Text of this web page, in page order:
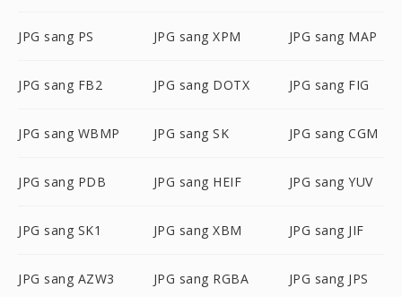
JPG sang PS JPG sang XPM JPG sang MAP
JPG sang FB2 JPG sang DOTX JPG sang FIG
JPG sang WBMP JPG sang SK JPG sang CGM
JPG sang PDB JPG sang HEIF JPG sang YUV
JPG sang SK1 JPG sang XBM JPG sang JIF
JPG sang AZW3 JPG sang RGBA JPG sang JPS